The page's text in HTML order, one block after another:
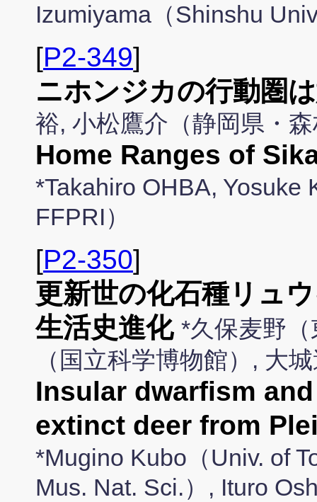
Izumiyama（Shinshu
[P2-349]
ニホンジカの行動圏
裕, 小松鷹介（静岡県・
Home Ranges of
*Takahiro OHBA, Yosuke
FFPRI）
[P2-350]
更新世の化石種リュ
生活史進化 *久保麦野
（国立科学博物館）, 大
Insular dwarfism
extinct deer from
*Mugino Kubo（Univ. of
Mus. Nat. Sci.）, Ituro